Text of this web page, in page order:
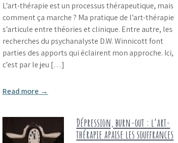
L’art-thérapie est un processus thérapeutique, mais
comment ça marche ? Ma pratique de l’art-thérapie
s’articule entre théories et clinique. Entre autre, les
recherches du psychanalyste D.W. Winnicott font
parties des apports qui éclairent mon approche. Ici,
c’est par le jeu […]
Read more →
Dépression, burn-out : l’art-
thérapie apaise les souffrances